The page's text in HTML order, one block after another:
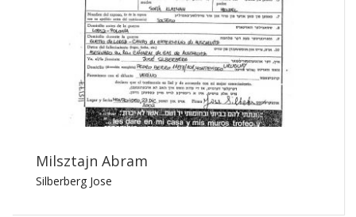
Milsztajn Abram
Silberberg Jose